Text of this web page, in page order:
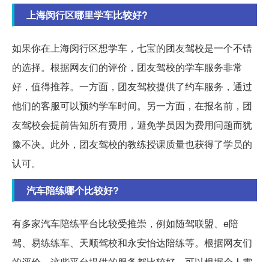
上海闵行区哪里学车比较好?
如果你在上海闵行区想学车，七宝的团友驾校是一个不错
的选择。根据网友们的评价，团友驾校的学车服务非常
好，值得推荐。一方面，团友驾校提供了约车服务，通过
他们的客服可以预约学车时间。另一方面，在报名前，团
友驾校会提前告知所有费用，避免学员因为费用问题而犹
豫不决。此外，团友驾校的教练授课质量也获得了学员的
认可。
汽车陪练哪个比较好?
有多家汽车陪练平台比较受推崇，例如随驾联盟、e陪
驾、易练练车、天顺驾校和永安怡达陪练等。根据网友们